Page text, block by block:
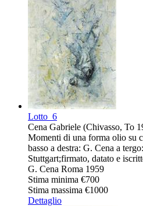
Lotto 6
Cena Gabriele (Chivasso, To
Momenti di una forma olio su
basso a destra: G. Cena a
Stuttgart;firmato, datato e
G. Cena Roma 1959
Stima minima €700
Stima massima €1000
Dettaglio